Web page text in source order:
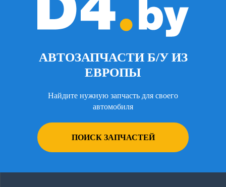
АВТОЗАПЧАСТИ Б/У ИЗ
ЕВРОПЫ
Найдите нужную запчасть для своего
автомобиля
ПОИСК ЗАПЧАСТЕЙ